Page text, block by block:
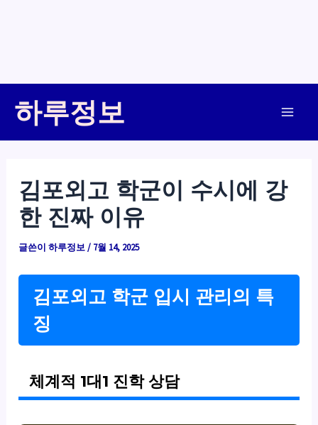
하루정보
김포외고 학군이 수시에 강
한 진짜 이유
글쓴이하루정보/ 7월 14, 2025
김포외고 학군 입시 관리의 특
징
체계적 1대1 진학 상담